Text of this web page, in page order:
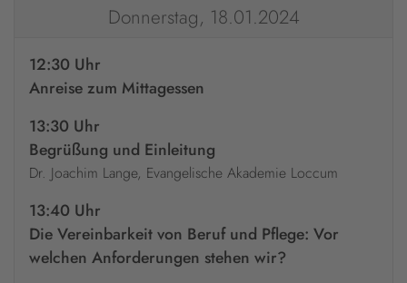
Donnerstag, 18.01.2024
12:30 Uhr
Anreise zum Mittagessen
13:30 Uhr
Begrüßung und Einleitung
Dr. Joachim Lange, Evangelische Akademie Loccum
13:40 Uhr
Die Vereinbarkeit von Beruf und Pflege: Vor
welchen Anforderungen stehen wir?